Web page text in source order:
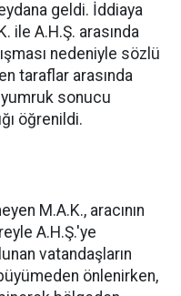
geldi. İddiaya
ile A.H.Ş. arasında
nedeniyle sözlü
taraflar arasında
yumruk sonucu
öğrenildi.
M.A.K., aracının
A.H.Ş.'ye
vatandaşların
önlenirken,